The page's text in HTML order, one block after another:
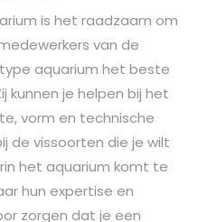
is het raadzaam om
van de
aquarium het beste
kunnen je helpen bij het
vorm en technische
de vissoorten die je wilt
het aquarium komt te
hun expertise en
zorgen dat je een